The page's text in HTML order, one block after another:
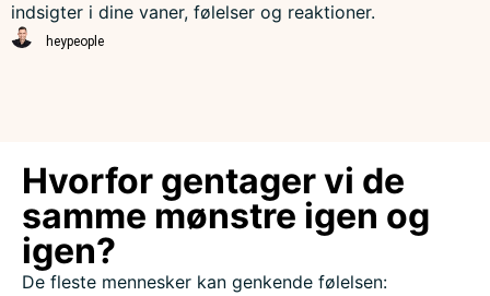
indsigter i dine vaner, følelser og reaktioner.
heypeople
Hvorfor gentager vi de
samme mønstre igen og
igen?
De fleste mennesker kan genkende følelsen: